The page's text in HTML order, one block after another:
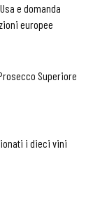
e domanda
europee
Superiore
i dieci vini